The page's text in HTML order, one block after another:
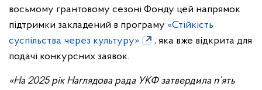
восьмому грантовому сезоні Фонду цей напрямок
підтримки закладений в програму «Стійкість
суспільства через культуру»
, яка вже відкрита для
подачі конкурсних заявок.
«На 2025 рік Наглядова рада УКФ затвердила п’ять